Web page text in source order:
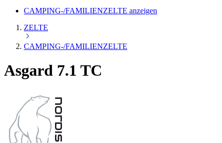
CAMPING-/FAMILIENZELTE anzeigen
ZELTE
CAMPING-/FAMILIENZELTE
Asgard 7.1 TC